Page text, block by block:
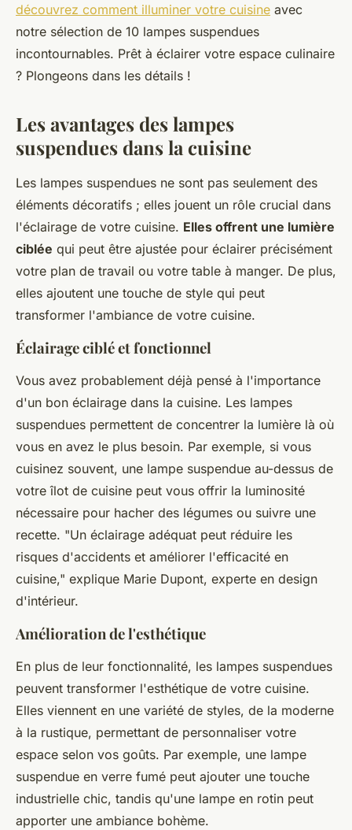
découvrez comment illuminer votre cuisine avec
notre sélection de 10 lampes suspendues
incontournables. Prêt à éclairer votre espace culinaire
? Plongeons dans les détails !
Les avantages des lampes
suspendues dans la cuisine
Les lampes suspendues ne sont pas seulement des
éléments décoratifs ; elles jouent un rôle crucial dans
l'éclairage de votre cuisine. Elles offrent une lumière
ciblée qui peut être ajustée pour éclairer précisément
votre plan de travail ou votre table à manger. De plus,
elles ajoutent une touche de style qui peut
transformer l'ambiance de votre cuisine.
Éclairage ciblé et fonctionnel
Vous avez probablement déjà pensé à l'importance
d'un bon éclairage dans la cuisine. Les lampes
suspendues permettent de concentrer la lumière là où
vous en avez le plus besoin. Par exemple, si vous
cuisinez souvent, une lampe suspendue au-dessus de
votre îlot de cuisine peut vous offrir la luminosité
nécessaire pour hacher des légumes ou suivre une
recette. "Un éclairage adéquat peut réduire les
risques d'accidents et améliorer l'efficacité en
cuisine," explique Marie Dupont, experte en design
d'intérieur.
Amélioration de l'esthétique
En plus de leur fonctionnalité, les lampes suspendues
peuvent transformer l'esthétique de votre cuisine.
Elles viennent en une variété de styles, de la moderne
à la rustique, permettant de personnaliser votre
espace selon vos goûts. Par exemple, une lampe
suspendue en verre fumé peut ajouter une touche
industrielle chic, tandis qu'une lampe en rotin peut
apporter une ambiance bohème.